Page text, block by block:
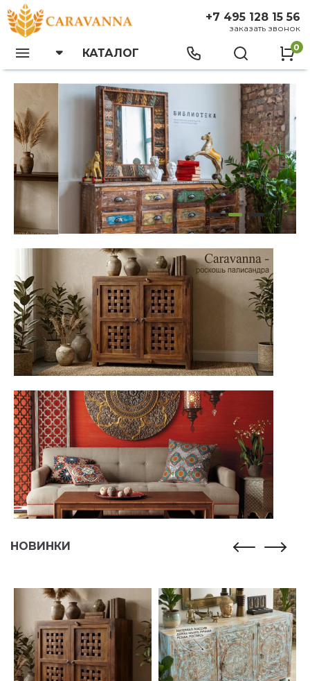
+7 495 128 15 56
заказать звонок
КАТАЛОГ 0
НОВИНКИ